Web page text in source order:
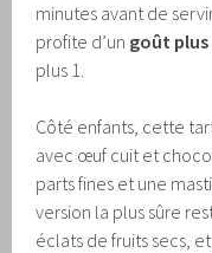
minutes avant de
profite d’un goût
plus 1.
Côté enfants, cette
avec œuf cuit et
parts fines et une
version la plus sûre
éclats de fruits secs,